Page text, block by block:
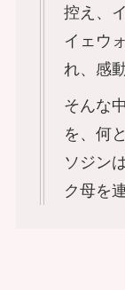
控え、
イェウ
れ、感
そんな
を、何
ソジン
ク母を